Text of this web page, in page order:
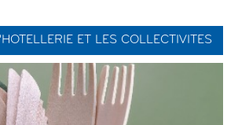
ET LES COLLECTIVITES